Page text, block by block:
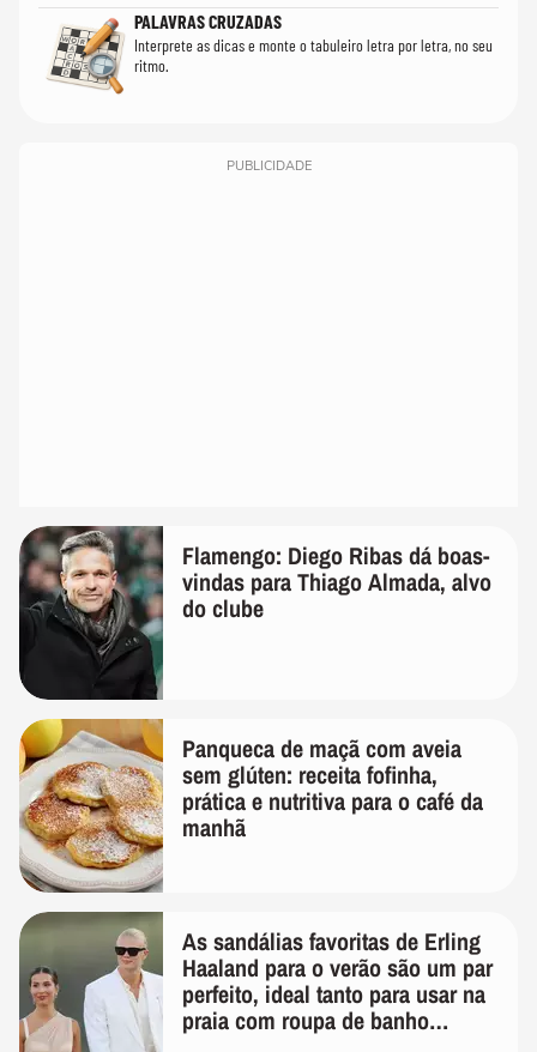
PALAVRAS CRUZADAS
Interprete as dicas e monte o tabuleiro letra por letra, no seu
ritmo.
PUBLICIDADE
Flamengo: Diego Ribas dá boas-
vindas para Thiago Almada, alvo
do clube
Panqueca de maçã com aveia
sem glúten: receita fofinha,
prática e nutritiva para o café da
manhã
As sandálias favoritas de Erling
Haaland para o verão são um par
perfeito, ideal tanto para usar na
praia com roupa de banho